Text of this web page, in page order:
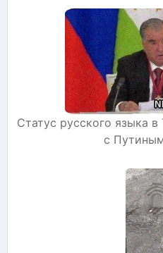
Статус русского языка
с